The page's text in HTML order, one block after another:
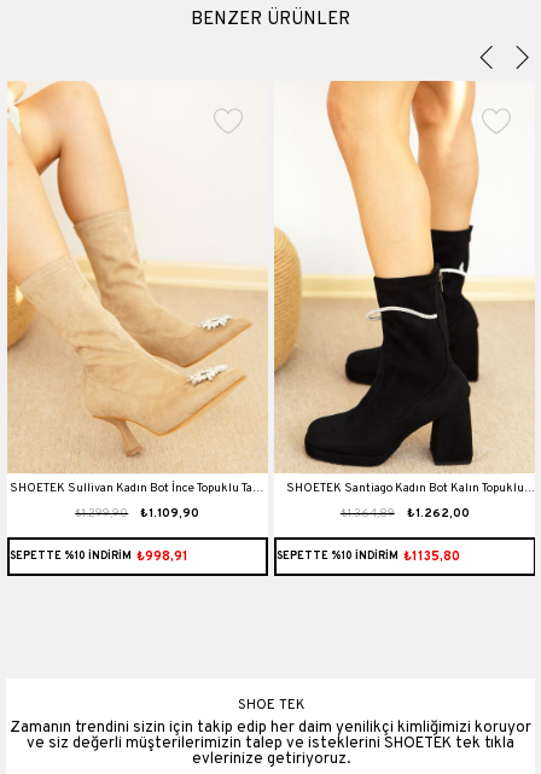
BENZER ÜRÜNLER
SHOETEK Sullivan Kadın Bot İnce Topuklu Taşlı
Ten Süet₺1.109,90
₺1.299,90
SEPETTE %10 İNDİRİM ₺998,91
SHOETEK Santiago Kadın Bot Kalın Topuklu
Taşlı Siyah Süet
₺1.262,00
₺1.364,89
SEPETTE %10 İNDİRİM ₺1135,80
SHOE TEK
Zamanın trendini sizin için takip edip her daim yenilikçi kimliğimizi koruyor
ve siz değerli müşterilerimizin talep ve isteklerini SHOETEK tek tıkla
evlerinize getiriyoruz.